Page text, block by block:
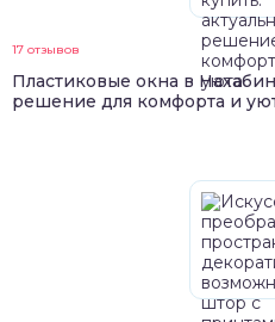
17 отзывов
Пластиковые окна в
решение для комфорта и